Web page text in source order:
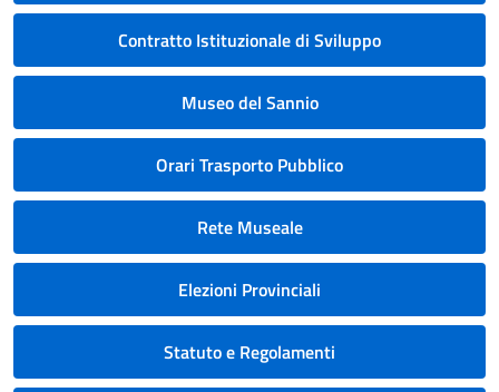
Contratto Istituzionale di Sviluppo
Museo del Sannio
Orari Trasporto Pubblico
Rete Museale
Elezioni Provinciali
Statuto e Regolamenti